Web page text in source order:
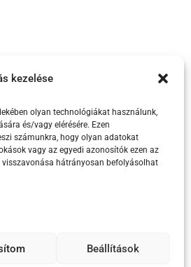
kezelése
olyan technológiákat használunk,
és/vagy elérésére. Ezen
számunkra, hogy olyan adatokat
vagy az egyedi azonosítók ezen az
hátrányosan befolyásolhat
Beállítások
szabályzat